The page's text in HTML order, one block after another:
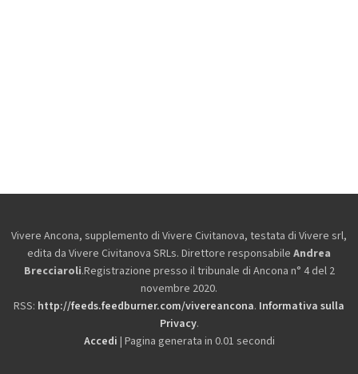
Vivere Ancona, supplemento di Vivere Civitanova, testata di Vivere srl,
edita da Vivere Civitanova SRLs. Direttore responsabile Andrea
Brecciaroli.Registrazione presso il tribunale di Ancona n° 4 del 2
novembre 2020.
RSS: http://feeds.feedburner.com/vivereancona. Informativa sulla
Privacy.
Accedi | Pagina generata in 0.01 secondi